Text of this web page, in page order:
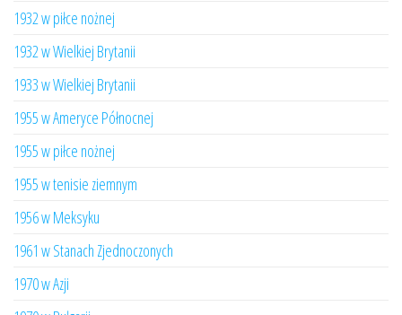
1932 w piłce nożnej
1932 w Wielkiej Brytanii
1933 w Wielkiej Brytanii
1955 w Ameryce Północnej
1955 w piłce nożnej
1955 w tenisie ziemnym
1956 w Meksyku
1961 w Stanach Zjednoczonych
1970 w Azji